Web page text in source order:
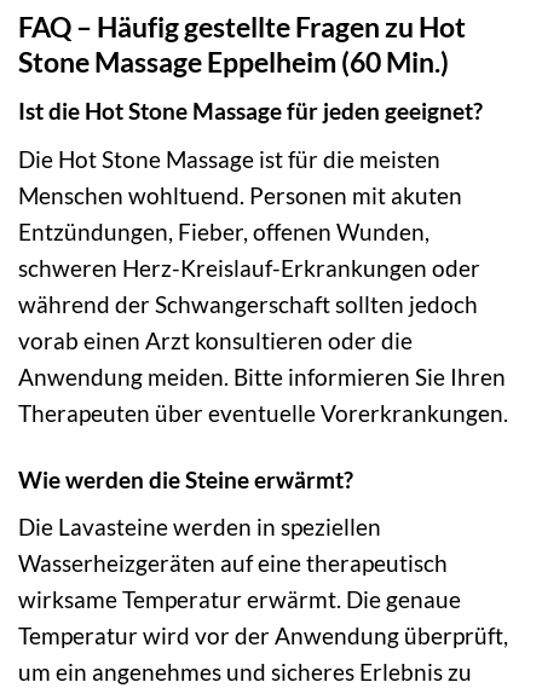
FAQ – Häufig gestellte Fragen zu Hot
Stone Massage Eppelheim (60 Min.)
Ist die Hot Stone Massage für jeden geeignet?
Die Hot Stone Massage ist für die meisten
Menschen wohltuend. Personen mit akuten
Entzündungen, Fieber, offenen Wunden,
schweren Herz-Kreislauf-Erkrankungen oder
während der Schwangerschaft sollten jedoch
vorab einen Arzt konsultieren oder die
Anwendung meiden. Bitte informieren Sie Ihren
Therapeuten über eventuelle Vorerkrankungen.
Wie werden die Steine erwärmt?
Die Lavasteine werden in speziellen
Wasserheizgeräten auf eine therapeutisch
wirksame Temperatur erwärmt. Die genaue
Temperatur wird vor der Anwendung überprüft,
um ein angenehmes und sicheres Erlebnis zu